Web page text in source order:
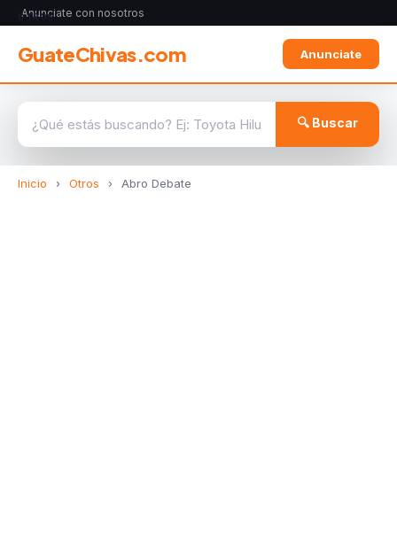
Anunciate con nosotros
GuateChivas.com Anunciate
🔍 Buscar
Inicio › Otros › Abro Debate
OTROS